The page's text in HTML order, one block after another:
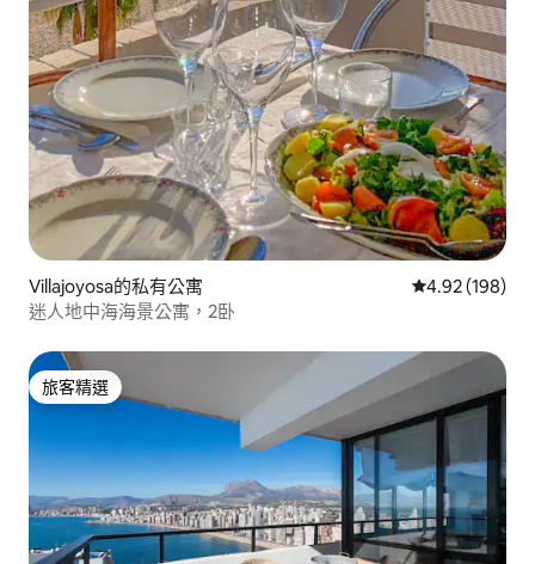
Villajoyosa的私有公寓 從 198 則評價
4.92 (198)
迷人地中海海景公寓，2卧
旅客精選
旅客精選